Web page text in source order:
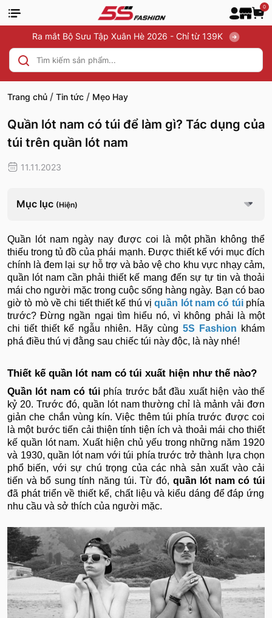
0
Ra mắt Bộ Sưu Tập Xuân Hè 2026 - Chỉ từ 139K
Trang chủ / Tin tức / Mẹo Hay
Quần lót nam có túi để làm gì? Tác dụng của
túi trên quần lót nam
11.11.2023
Mục lục (Hiện)
Quần lót nam ngày nay được coi là một phần không thể
thiếu trong tủ đồ của phái mạnh. Được thiết kế với mục đích
chính là đem lại sự hỗ trợ và bảo vệ cho khu vực nhạy cảm,
quần lót nam cần phải thiết kế mang đến sự tự tin và thoải
mái cho người mặc trong cuộc sống hàng ngày. Bạn có bao
giờ tò mò về chi tiết thiết kế thú vịquần lót nam có túiphía
trước? Đừng ngần ngại tìm hiểu nó, vì không phải là một
chi tiết thiết kế ngẫu nhiên. Hãy cùng 5S Fashion khám
phá điều thú vị đằng sau chiếc túi này độc, là này nhé!
Thiết kế quần lót nam có túi xuất hiện như thế nào?
Quần lót nam có túiphía trước bắt đầu xuất hiện vào thế
kỷ 20. Trước đó, quần lót nam thường chỉ là mảnh vải đơn
giản che chắn vùng kín. Việc thêm túi phía trước được coi
là một bước tiến cải thiện tính tiện ích và thoải mái cho thiết
kế quần lót nam. Xuất hiện chủ yếu trong những năm 1920
và 1930, quần lót nam với túi phía trước trở thành lựa chọn
phổ biến, với sự chú trọng của các nhà sản xuất vào cải
tiến và bổ sung tính năng túi. Từ đó, quần lót nam có túi
đã phát triển về thiết kế, chất liệu và kiểu dáng để đáp ứng
nhu cầu và sở thích của người mặc.